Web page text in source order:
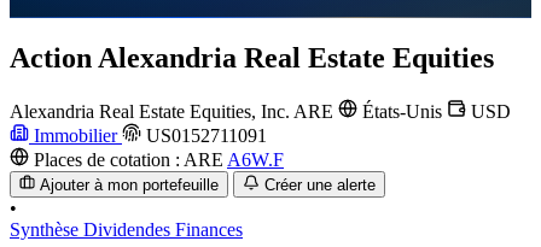
Action Alexandria Real Estate Equities
Alexandria Real Estate Equities, Inc. ARE États-Unis
USD
Immobilier
US0152711091
Places de cotation : ARE A6W.F
Ajouter à mon portefeuille Créer une alerte
•
Synthèse Dividendes Finances